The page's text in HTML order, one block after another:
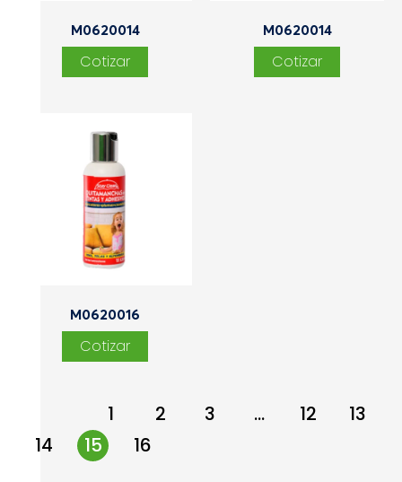
M0620014 M0620014
M0620016
1 2 3 … 12
13
14
15 16